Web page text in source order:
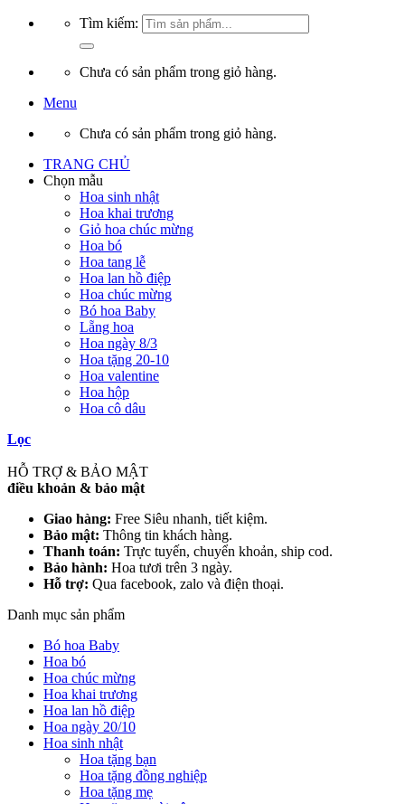
Tìm kiếm:
Chưa có sản phẩm trong giỏ hàng.
Menu
Chưa có sản phẩm trong giỏ hàng.
TRANG CHỦ
Chọn mẫu
Hoa sinh nhật
Hoa khai trương
Giỏ hoa chúc mừng
Hoa bó
Hoa tang lễ
Hoa lan hồ điệp
Hoa chúc mừng
Bó hoa Baby
Lẵng hoa
Hoa ngày 8/3
Hoa tặng 20-10
Hoa valentine
Hoa hộp
Hoa cô dâu
Lọc
HỖ TRỢ & BẢO MẬT
điều khoản & bảo mật
Giao hàng: Free Siêu nhanh, tiết kiệm.
Bảo mật: Thông tin khách hàng.
Thanh toán: Trực tuyến, chuyển khoản, ship cod.
Bảo hành: Hoa tươi trên 3 ngày.
Hỗ trợ: Qua facebook, zalo và điện thoại.
Danh mục sản phẩm
Bó hoa Baby
Hoa bó
Hoa chúc mừng
Hoa khai trương
Hoa lan hồ điệp
Hoa ngày 20/10
Hoa sinh nhật
Hoa tặng bạn
Hoa tặng đồng nghiệp
Hoa tặng mẹ